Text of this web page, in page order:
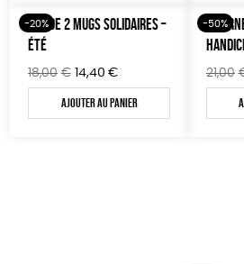
18,00€.14,40€.
-20%
LOT DE 2 MUGS SOLIDAIRES –
ÉTÉ
18,00 € Le
prix
initial
14,40 €Le
prix
actuel
Ajouter au panier
-50%
7
21,00